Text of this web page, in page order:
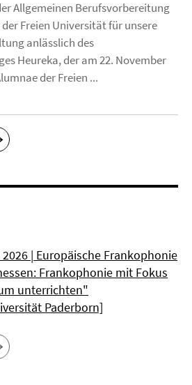
Allgemeinen Berufsvorbereitung
Freien Universität für unsere
anlässlich des
Heureka, der am 22. November
der Freien ...
| Europäische Frankophonie
Frankophonie mit Fokus
unterrichten"
Paderborn]